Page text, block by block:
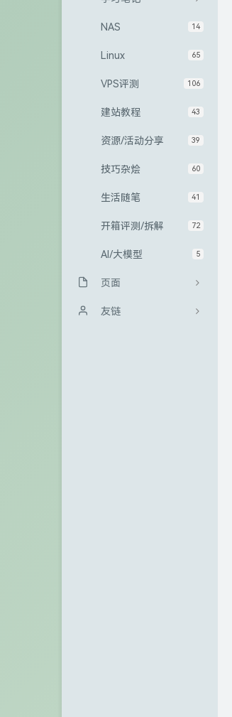
14
NAS
65
Linux
106
VPS评测
43
建站教程
39
资源/活动分享
60
技巧杂烩
41
生活随笔
72
开箱评测/拆解
5
AI/大模型
页面
归档栏
友链